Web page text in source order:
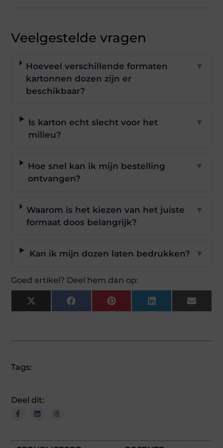
Veelgestelde vragen
Hoeveel verschillende formaten
kartonnen dozen zijn er
beschikbaar?
▼
Is karton echt slecht voor het
milieu?
▼
Hoe snel kan ik mijn bestelling
ontvangen?
▼
Waarom is het kiezen van het juiste
formaat doos belangrijk?
▼
Kan ik mijn dozen laten bedrukken? ▼
Goed artikel? Deel hem dan op:
X
(Twitter)
FacebookPinterestLinkedInEmail
Tags:
Deel dit: